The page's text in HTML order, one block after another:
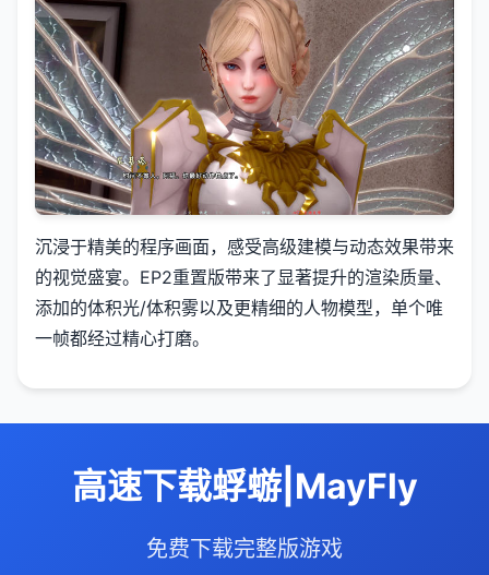
沉浸于精美的程序画面，感受高级建模与动态效果带来
的视觉盛宴。EP2重置版带来了显著提升的渲染质量、
添加的体积光/体积雾以及更精细的人物模型，单个唯
一帧都经过精心打磨。
高速下载蜉蝣|MayFly
免费下载完整版游戏